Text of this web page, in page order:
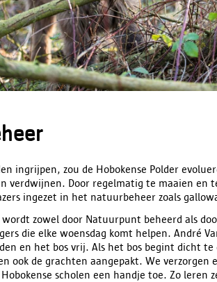
ingrijpen, zou de Hobokense Polder
verdwijnen. Door regelmatig te maaien en
ingezet in het natuurbeheer zoals
wordt zowel door Natuurpunt beheerd als
die elke woensdag komt helpen. André
en het bos vrij. Als het bos begint dicht
ook de grachten aangepakt. We verzorgen
scholen een handje toe. Zo leren